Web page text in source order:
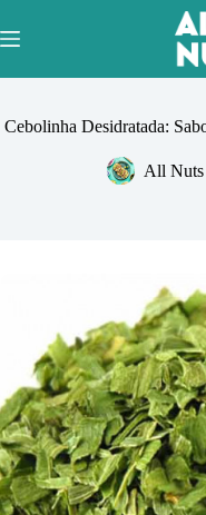
para
o
Cebolinha Desidratada:
All Nuts